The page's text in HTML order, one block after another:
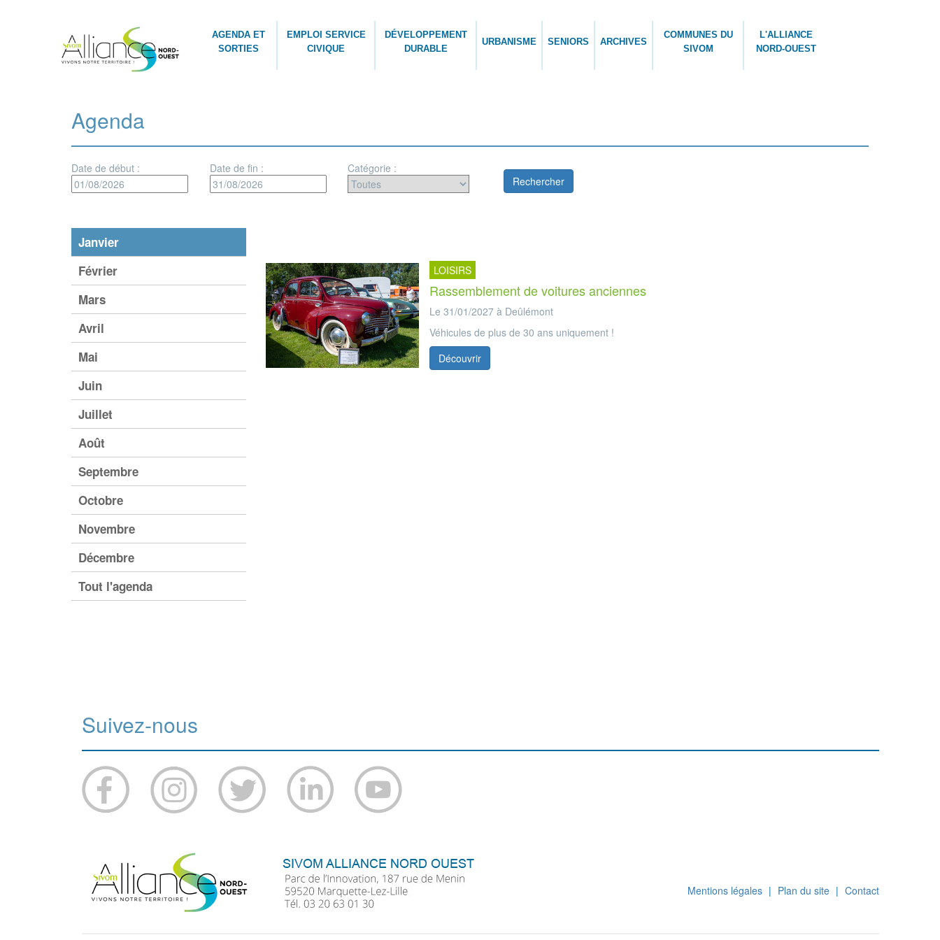
AGENDA ET
SORTIES
EMPLOI SERVICE
CIVIQUE
DÉVELOPPEMENT
DURABLE
URBANISME SENIORS ARCHIVES
COMMUNES DU
SIVOM
L'ALLIANCE
NORD-OUEST
Agenda
Date de début : Date de fin : Catégorie :
Janvier
Février
Mars
Avril
Mai
Juin
Juillet
Août
Septembre
Octobre
Novembre
Décembre
Tout l'agenda
LOISIRS
Rassemblement de voitures anciennes
Le 31/01/2027 à Deûlémont
Véhicules de plus de 30 ans uniquement !
Découvrir
Suivez-nous
Mentions légales | Plan du site | Contact